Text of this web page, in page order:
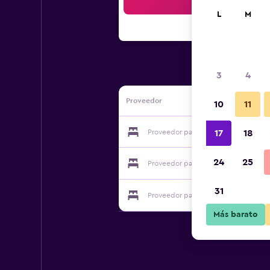
Proveedor
Proveedor para B&B Sant'Oronzo Turi
Proveedor para B&B Sant'Oronzo Turi
Proveedor para B&B Sant'Oronzo Turi
L M
3 4
10 11
17 18
24 25
31
Más barato